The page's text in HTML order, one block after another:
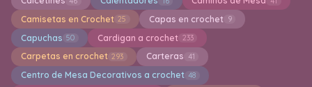
Camisetas en Crochet 25 Capas en crochet 9
Capuchas 50 Cardigan a crochet 233
Carpetas en crochet 293 Carteras 41
Centro de Mesa Decorativos a crochet 48